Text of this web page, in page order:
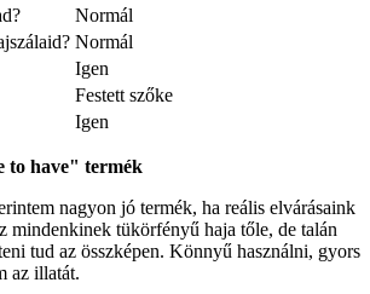
Normál
Normál
Igen
Festett szőke
Igen
to have" termék
nagyon jó termék, ha reális elvárásaink
mindenkinek tükörfényű haja tőle, de talán
tud az összképen. Könnyű használni, gyors
az illatát.